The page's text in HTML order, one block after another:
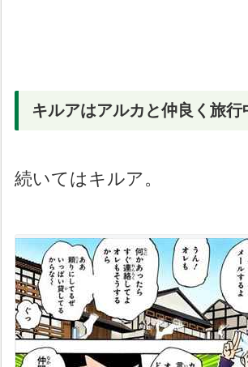
キルアはアルカと仲良く旅行
続いてはキルア。